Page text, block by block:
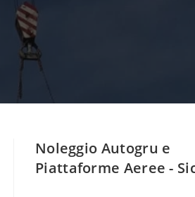
Noleggio Autogru e
Piattaforme Aeree -